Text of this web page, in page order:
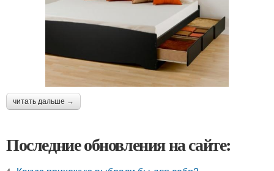
читать дальше →
Последние обновления на сайте: